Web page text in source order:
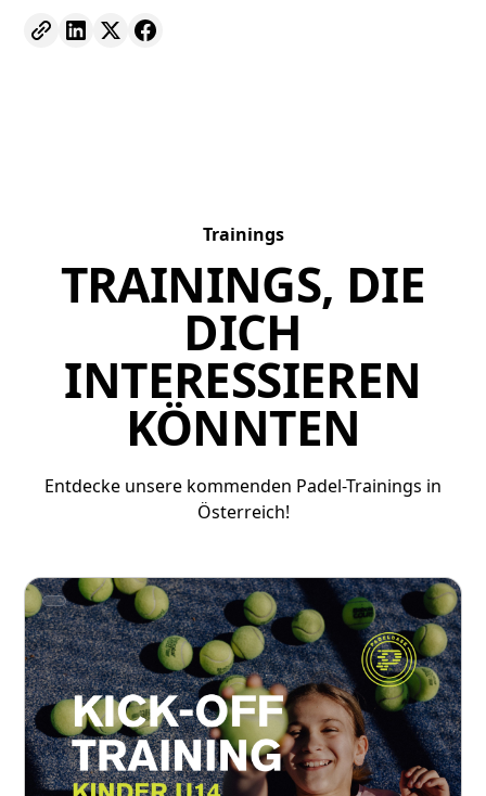
Trainings
TRAININGS, DIE
DICH
INTERESSIEREN
KÖNNTEN
Entdecke unsere kommenden Padel-Trainings in
Österreich!